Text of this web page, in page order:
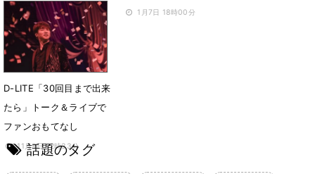
1月9日 12時54分 1月7日 18時00分
D-LITE「30回目まで出来
たら」トーク＆ライブで
ファンおもてなし
11月9日 12時33分
話題のタグ